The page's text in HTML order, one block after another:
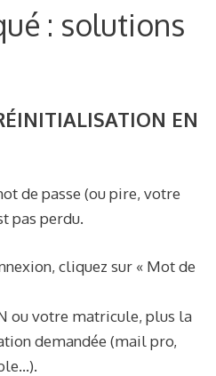
: solutions
EN
de passe (ou pire, votre
pas perdu.
cliquez sur « Mot de
ou votre matricule, plus la
demandée (mail pro,